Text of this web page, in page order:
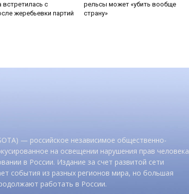
с
жеребьевки партий
рельсы может «убить вообще
страну»
— российское независимое общественно-
на освещении нарушения прав человека
в России. Издание за счет развитой сети
события из разных регионов мира, но большая
работать в России.